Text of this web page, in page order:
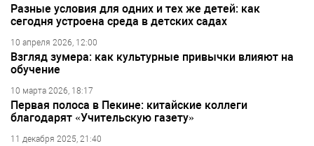
Разные условия для одних и тех же детей: как
сегодня устроена среда в детских садах
10 апреля 2026, 12:00
Взгляд зумера: как культурные привычки влияют на
обучение
10 марта 2026, 18:17
Первая полоса в Пекине: китайские коллеги
благодарят «Учительскую газету»
11 декабря 2025, 21:40